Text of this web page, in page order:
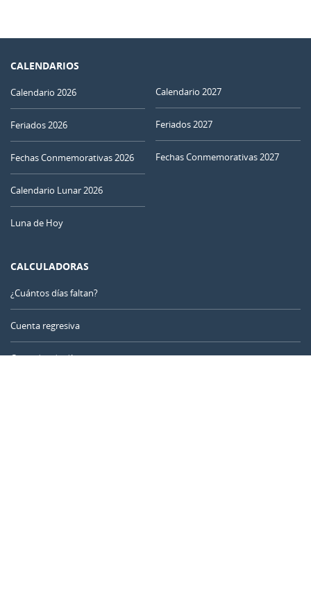
CALENDARIOS
Calendario 2026
Feriados 2026
Fechas Conmemorativas 2026
Calendario Lunar 2026
Luna de Hoy
Calendario 2027
Feriados 2027
Fechas Conmemorativas 2027
CALCULADORAS
¿Cuántos días faltan?
Cuenta regresiva
Contador de días